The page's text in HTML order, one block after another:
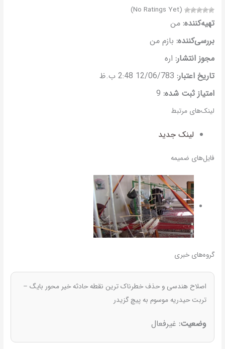
(No Ratings Yet)
تهیه‌کننده: من
بررسی‌کننده: بازم من
مجوز انتشار: اره
تاریخ اعتبار:
امتیاز ثبت شده:
لینک‌های مرتبط
لینک جدید
فایل‌های ضمیمه
گروه‌های خبری
اصلاح هندسی و حذف خطرناک ترین نقطه حادثه خیر محور بایگ –
تربت حیدریه موسوم به پیچ گزیدر
وضعیت: غیرفعال